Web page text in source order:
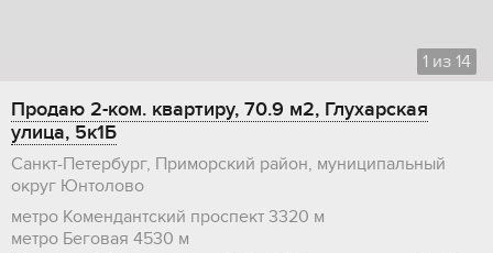
1 из 14
Продаю 2-ком. квартиру, 70.9 м2, Глухарская
улица, 5к1Б
Санкт-Петербург, Приморский район, муниципальный
округ Юнтолово
метро Комендантский проспект 3320 м
метро Беговая 4530 м